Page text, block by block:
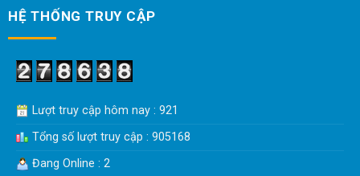
HỆ THỐNG TRUY CẬP
Lượt truy cập hôm nay : 921
Tổng số lượt truy cập : 905168
Đang Online : 2